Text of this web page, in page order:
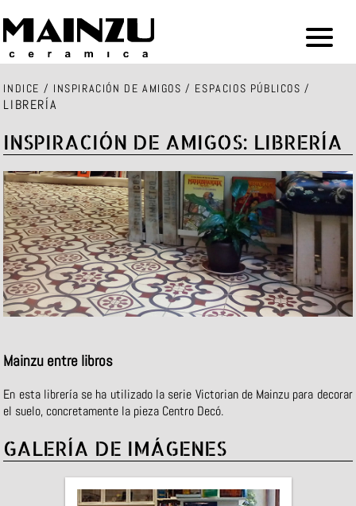
INDICE / INSPIRACIÓN DE AMIGOS / ESPACIOS PÚBLICOS /
LIBRERÍA
INSPIRACIÓN DE AMIGOS: LIBRERÍA
Mainzu entre libros
En esta librería se ha utilizado la serie Victorian de Mainzu para decorar
el suelo, concretamente la pieza Centro Decó.
GALERÍA DE IMÁGENES